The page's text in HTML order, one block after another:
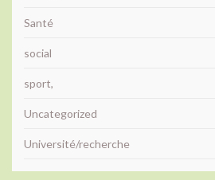
Santé
social
sport,
Uncategorized
Université/recherche